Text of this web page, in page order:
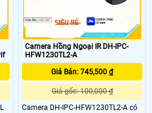
Camera Hồng Ngoại IR DH-IPC-
HFW1230TL2-A
Giá Bán: 745,500 ₫
Giá gốc: 100,000 ₫
Camera DH-IPC-HFW1230TL2-A có